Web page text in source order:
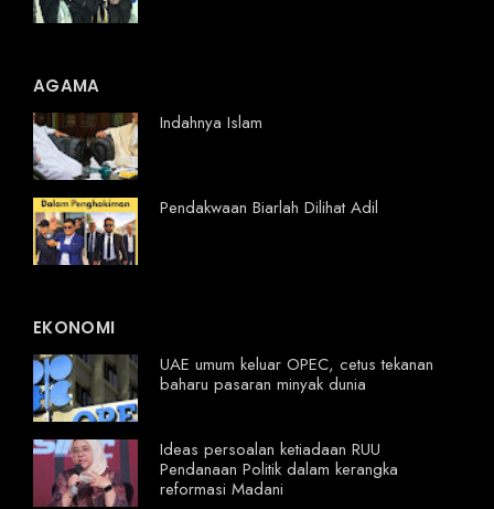
AGAMA
Indahnya Islam
Pendakwaan Biarlah Dilihat Adil
EKONOMI
UAE umum keluar OPEC, cetus tekanan
baharu pasaran minyak dunia
Ideas persoalan ketiadaan RUU
Pendanaan Politik dalam kerangka
reformasi Madani